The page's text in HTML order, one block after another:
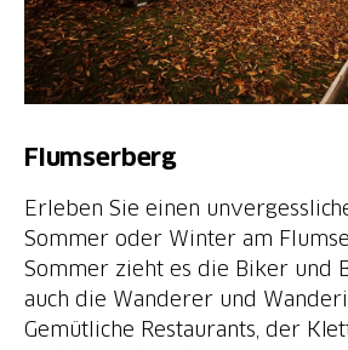
Flumserberg
Erleben Sie einen
Sommer oder Winter am
Sommer zieht es die Biker und
auch die Wanderer und
Gemütliche Restaurants, der